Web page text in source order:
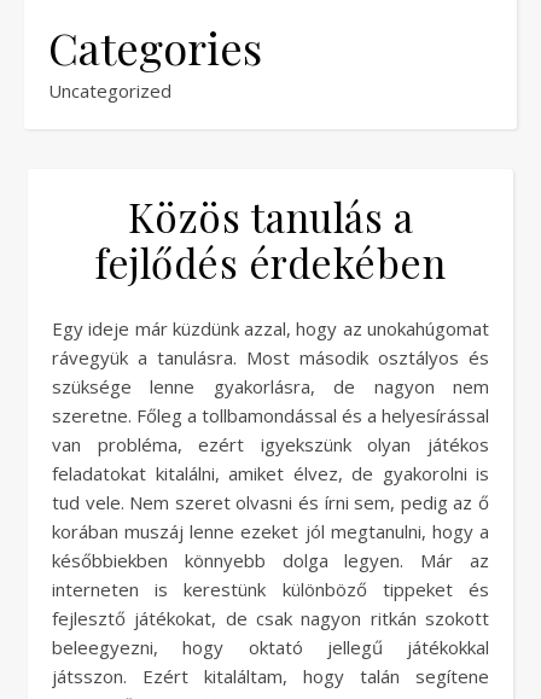
Categories
Uncategorized
Közös tanulás a
fejlődés érdekében
Egy ideje már küzdünk azzal, hogy az unokahúgomat
rávegyük a tanulásra. Most második osztályos és
szüksége lenne gyakorlásra, de nagyon nem
szeretne. Főleg a tollbamondással és a helyesírással
van probléma, ezért igyekszünk olyan játékos
feladatokat kitalálni, amiket élvez, de gyakorolni is
tud vele. Nem szeret olvasni és írni sem, pedig az ő
korában muszáj lenne ezeket jól megtanulni, hogy a
későbbiekben könnyebb dolga legyen. Már az
interneten is kerestünk különböző tippeket és
fejlesztő játékokat, de csak nagyon ritkán szokott
beleegyezni, hogy oktató jellegű játékokkal
játsszon. Ezért kitaláltam, hogy talán segítene